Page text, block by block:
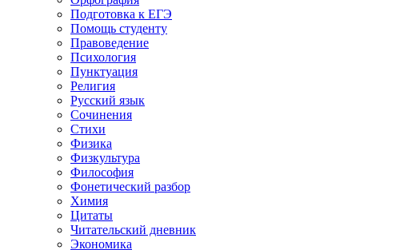
Подготовка к ЕГЭ
Помощь студенту
Правоведение
Психология
Пунктуация
Религия
Русский язык
Сочинения
Стихи
Физика
Физкультура
Философия
Фонетический разбор
Химия
Цитаты
Читательский дневник
Экономика